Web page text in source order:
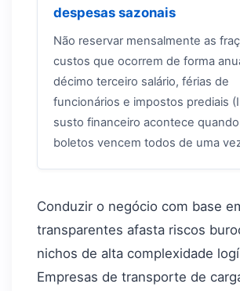
despesas sazonais
Não reservar mensalmente as
custos que ocorrem de forma
décimo terceiro salário, férias de
funcionários e impostos prediais
susto financeiro acontece
boletos vencem todos de uma
Conduzir o negócio com base
transparentes afasta riscos
nichos de alta complexidade
Empresas de transporte de